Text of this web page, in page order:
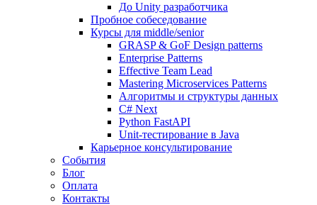
До Unity разработчика
Пробное собеседование
Курсы для middle/senior
GRASP & GoF Design patterns
Enterprise Patterns
Effective Team Lead
Mastering Microservices Patterns
Алгоритмы и структуры данных
C# Next
Python FastAPI
Unit-тестирование в Java
Карьерное консультирование
События
Блог
Оплата
Контакты